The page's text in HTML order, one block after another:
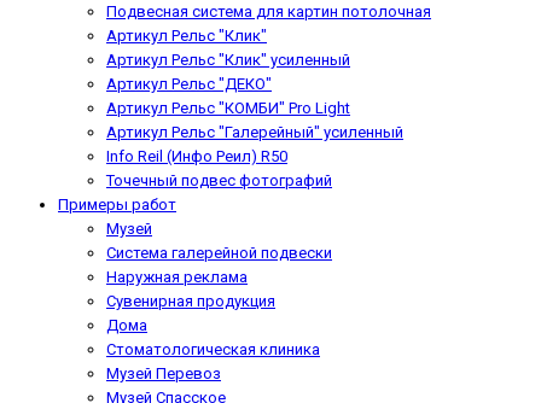
Подвесная система для картин потолочная
Артикул Рельс "Клик"
Артикул Рельс "Клик" усиленный
Артикул Рельс "ДЕКО"
Артикул Рельс "КОМБИ" Pro Light
Артикул Рельс "Галерейный" усиленный
Info Reil (Инфо Реил) R50
Точечный подвес фотографий
Примеры работ
Музей
Система галерейной подвески
Наружная реклама
Сувенирная продукция
Дома
Стоматологическая клиника
Музей Перевоз
Музей Спасское